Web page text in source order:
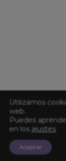
Utilizamos
web.
Puedes
en los ajustes.
Aceptar